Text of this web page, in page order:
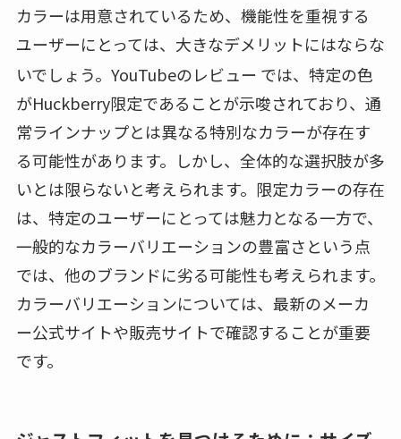
カラーは用意されているため、機能性を重視する
ユーザーにとっては、大きなデメリットにはならな
いでしょう。YouTubeのレビュー では、特定の色
がHuckberry限定であることが示唆されており、通
常ラインナップとは異なる特別なカラーが存在す
る可能性があります。しかし、全体的な選択肢が多
いとは限らないと考えられます。限定カラーの存在
は、特定のユーザーにとっては魅力となる一方で、
一般的なカラーバリエーションの豊富さという点
では、他のブランドに劣る可能性も考えられます。
カラーバリエーションについては、最新のメーカ
ー公式サイトや販売サイトで確認することが重要
です。